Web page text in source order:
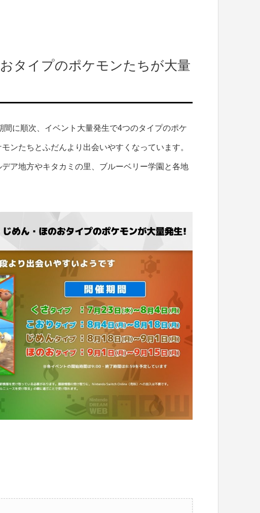
タイプのポケモンたちが大量
間に順次、イベント大量発生で4つのタイプのポケ
ンたちとふだんより出会いやすくなっています。
ア地方やキタカミの里、ブルーベリー学園と各地